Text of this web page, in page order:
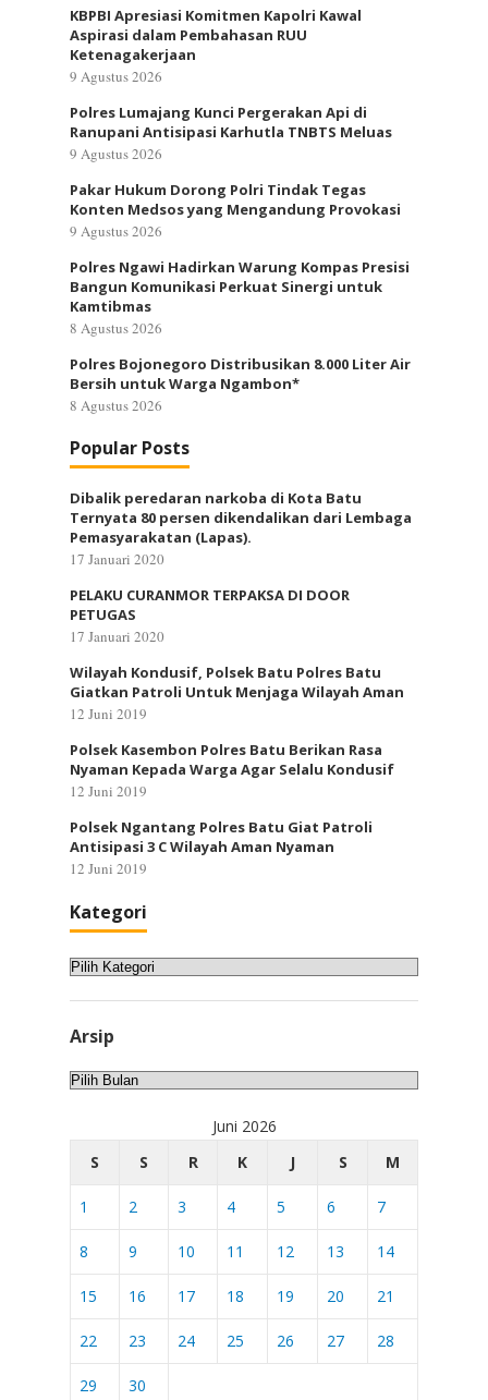
KBPBI Apresiasi Komitmen Kapolri Kawal
Aspirasi dalam Pembahasan RUU
Ketenagakerjaan
9 Agustus 2026
Polres Lumajang Kunci Pergerakan Api di
Ranupani Antisipasi Karhutla TNBTS Meluas
9 Agustus 2026
Pakar Hukum Dorong Polri Tindak Tegas
Konten Medsos yang Mengandung Provokasi
9 Agustus 2026
Polres Ngawi Hadirkan Warung Kompas Presisi
Bangun Komunikasi Perkuat Sinergi untuk
Kamtibmas
8 Agustus 2026
Polres Bojonegoro Distribusikan 8.000 Liter Air
Bersih untuk Warga Ngambon*
8 Agustus 2026
Popular Posts
Dibalik peredaran narkoba di Kota Batu
Ternyata 80 persen dikendalikan dari Lembaga
Pemasyarakatan (Lapas).
17 Januari 2020
PELAKU CURANMOR TERPAKSA DI DOOR
PETUGAS
17 Januari 2020
Wilayah Kondusif, Polsek Batu Polres Batu
Giatkan Patroli Untuk Menjaga Wilayah Aman
12 Juni 2019
Polsek Kasembon Polres Batu Berikan Rasa
Nyaman Kepada Warga Agar Selalu Kondusif
12 Juni 2019
Polsek Ngantang Polres Batu Giat Patroli
Antisipasi 3 C Wilayah Aman Nyaman
12 Juni 2019
Kategori
Kategori
Arsip
Arsip
Juni 2026
S
S R K J S M
1 2 3 4 5 6 7
8 9 10 11 12 13 14
15 16 17 18 19 20 21
22 23 24 25 26 27 28
29 30